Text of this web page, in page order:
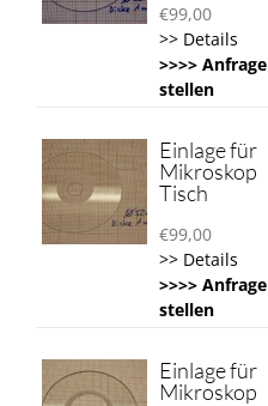
€99,00
>> Details
>>>> Anfrage
stellen
Einlage für
Mikroskop
Tisch
€99,00
>> Details
>>>> Anfrage
stellen
Einlage für
Mikroskop